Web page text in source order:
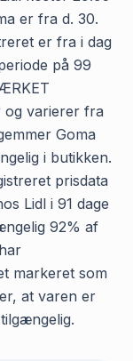
er fra d. 30.
er fra i dag
på 99
og varierer fra
Goma
i butikken.
prisdata
Lidl i 91 dage
92% af
markeret som
at varen er